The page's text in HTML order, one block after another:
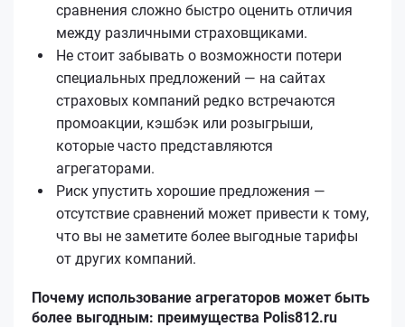
сравнения сложно быстро оценить отличия
между различными страховщиками.
Не стоит забывать о возможности потери
специальных предложений — на сайтах
страховых компаний редко встречаются
промоакции, кэшбэк или розыгрыши,
которые часто представляются
агрегаторами.
Риск упустить хорошие предложения —
отсутствие сравнений может привести к тому,
что вы не заметите более выгодные тарифы
от других компаний.
Почему использование агрегаторов может быть
более выгодным: преимущества Polis812.ru